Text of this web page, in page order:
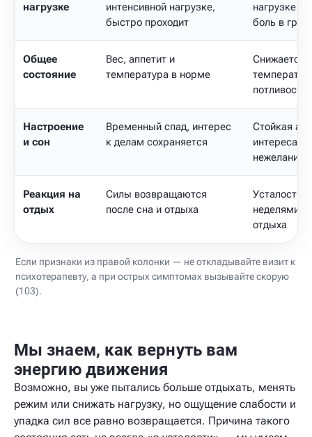
нагрузке
интенсивной нагрузке,
быстро проходит
нагрузке
боль в
Общее
состояние
Вес, аппетит и
температура в норме
Снижается
потливость
Настроение
и сон
Временный спад, интерес
к делам сохраняется
Стойкая
интереса,
нежелании
Реакция на
отдых
Силы возвращаются
после сна и отдыха
Усталость
неделями
отдыха
Если признаки из правой колонки — не откладывайте визит к
психотерапевту, а при острых симптомах вызывайте скорую
(103).
Мы знаем, как вернуть вам
энергию движения
Возможно, вы уже пытались больше отдыхать, менять
режим или снижать нагрузку, но ощущение слабости и
упадка сил все равно возвращается. Причина такого